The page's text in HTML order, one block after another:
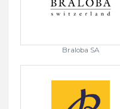
Braloba SA